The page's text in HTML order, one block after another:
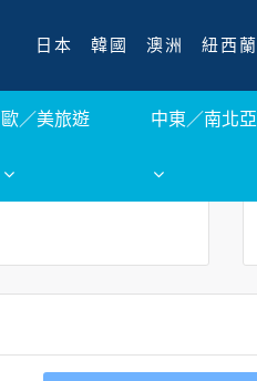
日本 韓國 澳洲 紐西蘭
歐／美旅遊 中東／南北亞